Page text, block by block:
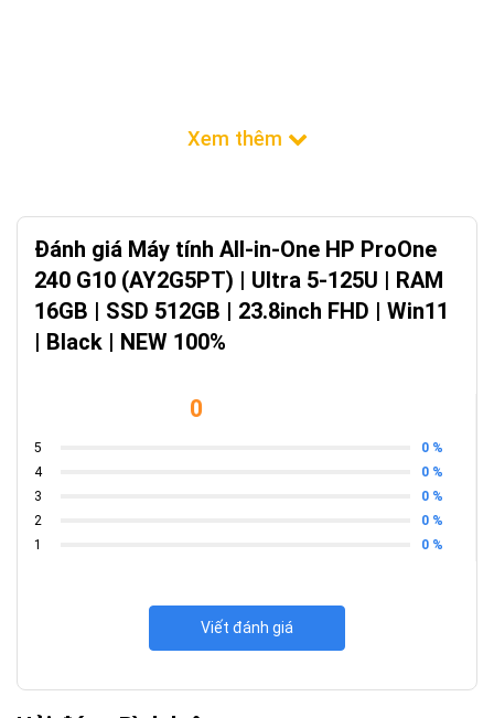
Đánh giá Máy tính All-in-One HP ProOne
240 G10 (AY2G5PT) | Ultra 5-125U | RAM
16GB | SSD 512GB | 23.8inch FHD | Win11
| Black | NEW 100%
0
5
0 %
4
0 %
3
0 %
2
0 %
1
0 %
Viết đánh giá